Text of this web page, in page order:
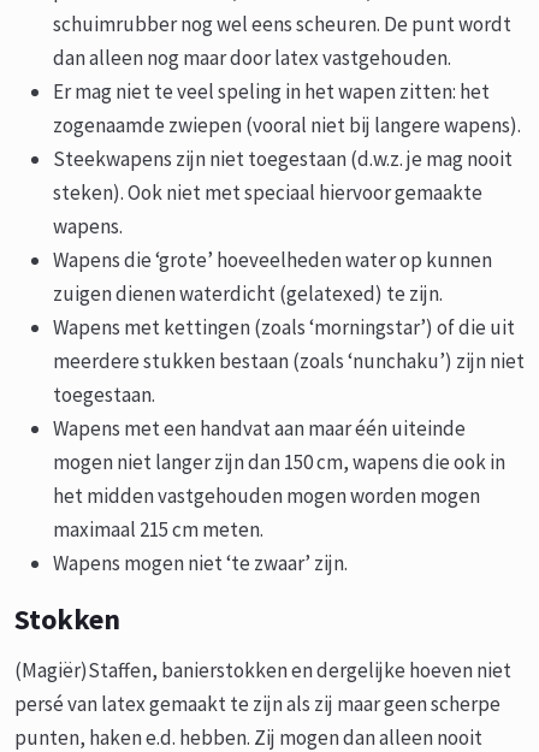
schuimrubber nog wel eens scheuren. De punt wordt
dan alleen nog maar door latex vastgehouden.
Er mag niet te veel speling in het wapen zitten: het
zogenaamde zwiepen (vooral niet bij langere wapens).
Steekwapens zijn niet toegestaan (d.w.z. je mag nooit
steken). Ook niet met speciaal hiervoor gemaakte
wapens.
Wapens die ‘grote’ hoeveelheden water op kunnen
zuigen dienen waterdicht (gelatexed) te zijn.
Wapens met kettingen (zoals ‘morningstar’) of die uit
meerdere stukken bestaan (zoals ‘nunchaku’) zijn niet
toegestaan.
Wapens met een handvat aan maar één uiteinde
mogen niet langer zijn dan 150 cm, wapens die ook in
het midden vastgehouden mogen worden mogen
maximaal 215 cm meten.
Wapens mogen niet ‘te zwaar’ zijn.
Stokken
(Magiër)Staffen, banierstokken en dergelijke hoeven niet
persé van latex gemaakt te zijn als zij maar geen scherpe
punten, haken e.d. hebben. Zij mogen dan alleen nooit